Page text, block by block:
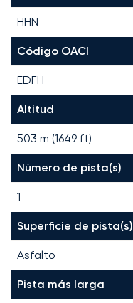
HHN
Código OACI
EDFH
Altitud
503 m (1649 ft)
Número de pista(s)
1
Superficie de pista(s)
Asfalto
Pista más larga